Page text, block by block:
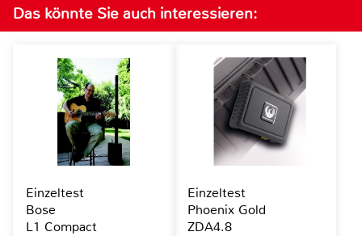
Das könnte Sie auch interessieren:
Einzeltest
Bose
L1 Compact
Einzeltest
Phoenix Gold
ZDA4.8